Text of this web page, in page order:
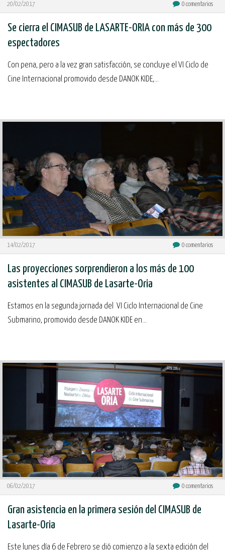
20/02/2017 0 comentarios
Se cierra el CIMASUB de LASARTE-ORIA con más de 300
espectadores
Con pena, pero a la vez gran satisfacción, se concluye el VI Ciclo de
Cine Internacional promovido desde DANOK KIDE,...
14/02/2017 0 comentarios
Las proyecciones sorprendieron a los más de 100
asistentes al CIMASUB de Lasarte-Oria
Estamos en la segunda jornada del VI Ciclo Internacional de Cine
Submarino, promovido desde DANOK KIDE en...
06/02/2017 0 comentarios
Gran asistencia en la primera sesión del CIMASUB de
Lasarte-Oria
Este lunes día 6 de Febrero se dió comienzo a la sexta edición del